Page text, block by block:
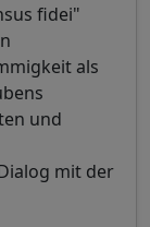
fidei"
als
und
mit der